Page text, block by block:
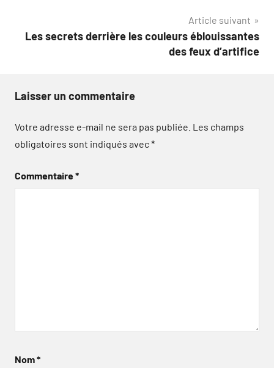
Article suivant
Les secrets derrière les couleurs éblouissantes
des feux d’artifice
Laisser un commentaire
Votre adresse e-mail ne sera pas publiée. Les champs
obligatoires sont indiqués avec*
Commentaire*
Nom*